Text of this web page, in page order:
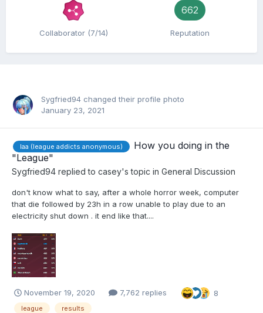
Collaborator (7/14)
662
Reputation
Sygfried94 changed their profile photo
January 23, 2021
laa (league addicts anonymous)
How you doing in the
"League"
Sygfried94 replied to casey's topic in General Discussion
don't know what to say, after a whole horror week, computer
that die followed by 23h in a row unable to play due to an
electricity shut down . it end like that....
November 19, 2020 7,762 replies 8
league results